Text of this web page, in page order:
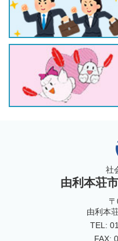
社
由利本荘
由利本
TEL:
FAX: